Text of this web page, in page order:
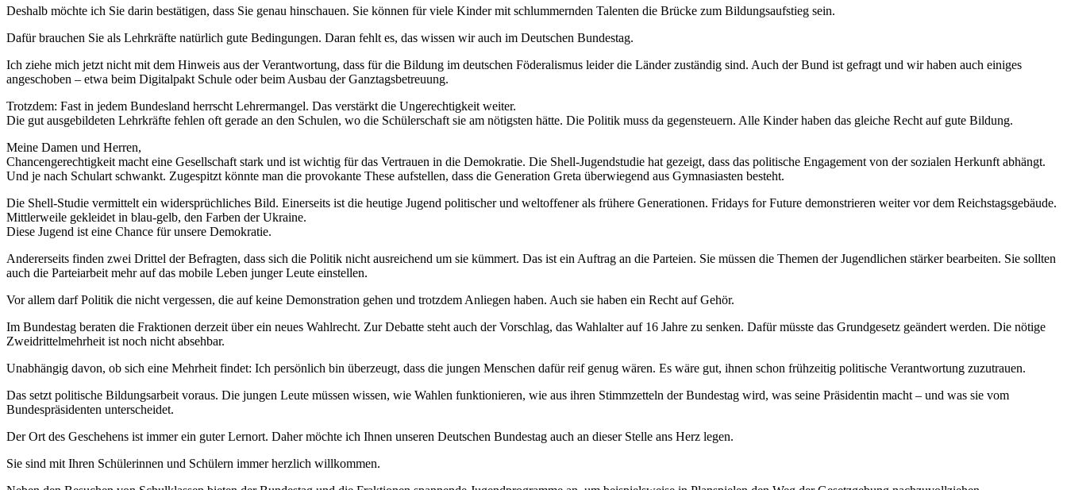
Deshalb möchte ich Sie darin bestätigen, dass Sie genau hinschauen. Sie können für viele Kinder mit schlummernden Talenten die Brücke zum Bildungsaufstieg sein.
Dafür brauchen Sie als Lehrkräfte natürlich gute Bedingungen. Daran fehlt es, das wissen wir auch im Deutschen Bundestag.
Ich ziehe mich jetzt nicht mit dem Hinweis aus der Verantwortung, dass für die Bildung im deutschen Föderalismus leider die Länder zuständig sind. Auch der Bund ist gefragt und wir haben auch einiges
angeschoben – etwa beim Digitalpakt Schule oder beim Ausbau der Ganztagsbetreuung.
Trotzdem: Fast in jedem Bundesland herrscht Lehrermangel. Das verstärkt die Ungerechtigkeit weiter.
Die gut ausgebildeten Lehrkräfte fehlen oft gerade an den Schulen, wo die Schülerschaft sie am nötigsten hätte. Die Politik muss da gegensteuern. Alle Kinder haben das gleiche Recht auf gute Bildung.
Meine Damen und Herren,
Chancengerechtigkeit macht eine Gesellschaft stark und ist wichtig für das Vertrauen in die Demokratie. Die Shell-Jugendstudie hat gezeigt, dass das politische Engagement von der sozialen Herkunft abhängt.
Und je nach Schulart schwankt. Zugespitzt könnte man die provokante These aufstellen, dass die Generation Greta überwiegend aus Gymnasiasten besteht.
Die Shell-Studie vermittelt ein widersprüchliches Bild. Einerseits ist die heutige Jugend politischer und weltoffener als frühere Generationen. Fridays for Future demonstrieren weiter vor dem Reichstagsgebäude.
Mittlerweile gekleidet in blau-gelb, den Farben der Ukraine.
Diese Jugend ist eine Chance für unsere Demokratie.
Andererseits finden zwei Drittel der Befragten, dass sich die Politik nicht ausreichend um sie kümmert. Das ist ein Auftrag an die Parteien. Sie müssen die Themen der Jugendlichen stärker bearbeiten. Sie sollten
auch die Parteiarbeit mehr auf das mobile Leben junger Leute einstellen.
Vor allem darf Politik die nicht vergessen, die auf keine Demonstration gehen und trotzdem Anliegen haben. Auch sie haben ein Recht auf Gehör.
Im Bundestag beraten die Fraktionen derzeit über ein neues Wahlrecht. Zur Debatte steht auch der Vorschlag, das Wahlalter auf 16 Jahre zu senken. Dafür müsste das Grundgesetz geändert werden. Die nötige
Zweidrittelmehrheit ist noch nicht absehbar.
Unabhängig davon, ob sich eine Mehrheit findet: Ich persönlich bin überzeugt, dass die jungen Menschen dafür reif genug wären. Es wäre gut, ihnen schon frühzeitig politische Verantwortung zuzutrauen.
Das setzt politische Bildungsarbeit voraus. Die jungen Leute müssen wissen, wie Wahlen funktionieren, wie aus ihren Stimmzetteln der Bundestag wird, was seine Präsidentin macht – und was sie vom
Bundespräsidenten unterscheidet.
Der Ort des Geschehens ist immer ein guter Lernort. Daher möchte ich Ihnen unseren Deutschen Bundestag auch an dieser Stelle ans Herz legen.
Sie sind mit Ihren Schülerinnen und Schülern immer herzlich willkommen.